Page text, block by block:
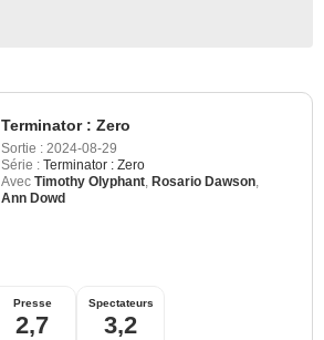
Terminator : Zero
Sortie : 2024-08-29
Série : Terminator : Zero
Avec Timothy Olyphant Rosario Dawson
Ann Dowd
Presse
2,7
Spectateurs
3,2